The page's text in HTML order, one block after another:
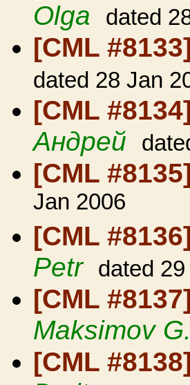
Olga dated
[CML #8133]
dated 28 Jan
[CML #8134]
Андрей
[CML #8135]
Jan 2006
[CML #8136]
Petr dated
[CML #8137]
Maksimov G.
[CML #8138]